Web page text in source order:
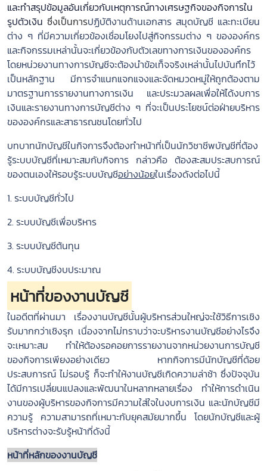
คำถาม
ที่
พบ
บ่อย
ช่วย
เหลือ
วิธี
งาน
การ
ใช้
งาน
นโยบาย
ของ
ผู้
ใช้
บริการ
นโยบาย
ความ
เป็น
ส่วน
ตัว
นโยบาย
คุกกี้
และทำสรุปข้อมูลอันเกี่ยวกับเหตุการณ์ทางเศรษฐกิจของกิจการใน
รูปตัวเงิน ซึ่งเป็นการปฏิบัติงานด้านเอกสาร สมุดบัญชี และทะเบียน
ต่าง ๆ ที่มีความเกี่ยวข้องเชื่อมโยงไปสู่กิจกรรมต่าง ๆ ขององค์กร
และกิจกรรมเหล่านั้นจะเกี่ยวข้องกับตัวเลขทางการเงินขององค์กร
โดยหน่วยงานทางการบัญชีจะต้องนำข้อเท็จจริงเหล่านั้นไปบันทึกไว้
เป็นหลักฐาน มีการจำแนกแจกแจงและจัดหมวดหมู่ให้ถูกต้องตาม
มาตรฐานการรายงานทางการเงิน และประมวลผลเพื่อให้ได้งบการ
เงินและรายงานทางการบัญชีต่าง ๆ ที่จะเป็นประโยชน์ต่อฝ่ายบริหาร
ขององค์กรและสาธารณชนโดยทั่วไป
บทบาทนักบัญชีในกิจการจึงต้องทำหน้าที่เป็นนักวิชาชีพบัญชีที่ต้อง
รู้ระบบบัญชีที่เหมาะสมกับกิจการ กล่าวคือ ต้องสะสมประสบการณ์
ของตนเองให้รอบรู้ระบบบัญชีอย่างน้อยในเรื่องดังต่อไปนี้
1. ระบบบัญชีทั่วไป
2. ระบบบัญชีเพื่อบริหาร
3. ระบบบัญชีต้นทุน
4. ระบบบัญชีงบประมาณ
หน้าที่ของงานบัญชี
ในอดีตที่ผ่านมา เรื่องงานบัญชีนั้นผู้บริหารส่วนใหญ่จะใช้วิธีการเชิง
รับมากกว่าเชิงรุก เนื่องจากไม่ทราบว่าจะบริหารงานบัญชีอย่างไรจึง
จะเหมาะสม ทำให้ต้องรอคอยการรายงานจากหน่วยงานการบัญชี
ของกิจการเพียงอย่างเดียว หากกิจการมีนักบัญชีที่ด้อย
ประสบการณ์ ไม่รอบรู้ ก็จะทำให้งานบัญชีเกิดความล่าช้า ซึ่งปัจจุบัน
ได้มีการเปลี่ยนแปลงและพัฒนาในหลากหลายเรื่อง ทำให้การดำเนิน
งานของผู้บริหารของกิจการมีความใส่ใจในงบการเงิน และนักบัญชีมี
ความรู้ ความสามารถที่เหมาะกับยุคสมัยมากขึ้น โดยนักบัญชีและผู้
บริหารต่างจะรับรู้หน้าที่ดังนี้
หน้าที่หลักของงานบัญชี